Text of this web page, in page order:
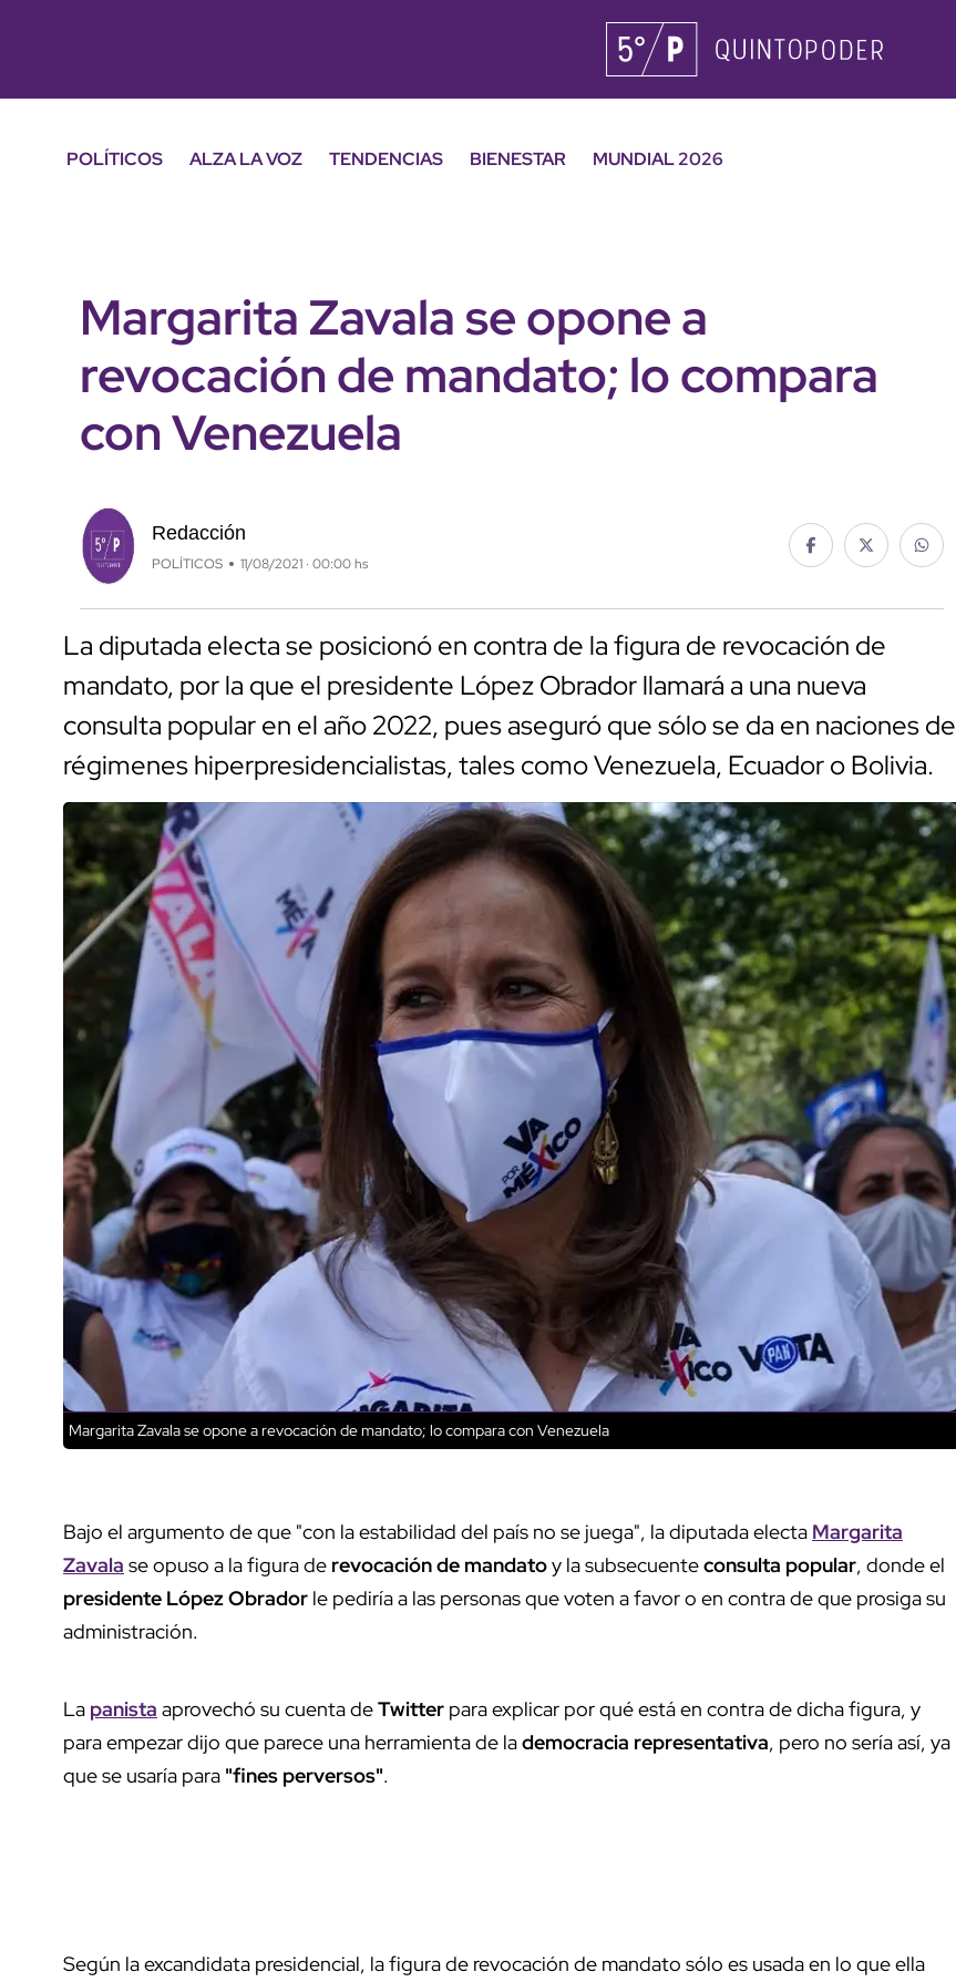
POLÍTICOS ALZA LA VOZ TENDENCIAS BIENESTAR
MUNDIAL 2026
Margarita Zavala se opone a
revocación de mandato; lo compara
con Venezuela
Redacción
POLÍTICOS 11/08/2021 · 00:00 hs
La diputada electa se posicionó en contra de la figura de revocación de
mandato, por la que el presidente López Obrador llamará a una nueva
consulta popular en el año 2022, pues aseguró que sólo se da en naciones de
régimenes hiperpresidencialistas, tales como Venezuela, Ecuador o Bolivia.
Margarita Zavala se opone a revocación de mandato; lo compara con Venezuela
Bajo el argumento de que "con la estabilidad del país no se juega", la diputada electa Margarita
Zavala se opuso a la figura de revocación de mandatoy la subsecuenteconsulta popular, donde el
presidente López Obrador le pediría a las personas que voten a favor o en contra de que prosiga su
administración.
La panista aprovechó su cuenta deTwitter para explicar por qué está en contra de dicha figura, y
para empezar dijo que parece una herramienta de lademocracia representativa, pero no sería así, ya
que se usaría para "fines perversos".
Según la excandidata presidencial, la figura de revocación de mandato sólo es usada en lo que ella